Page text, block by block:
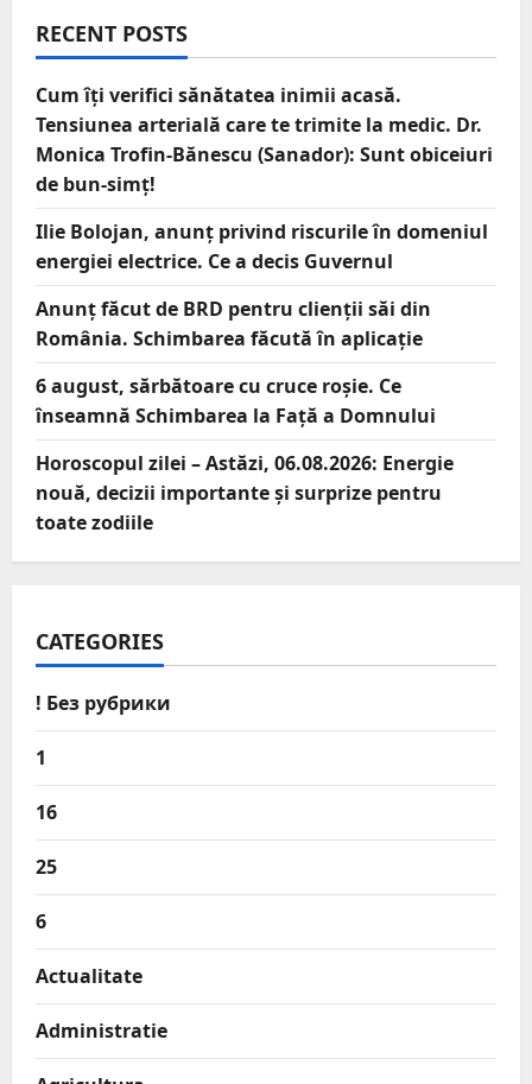
RECENT POSTS
Cum îți verifici sănătatea inimii acasă.
Tensiunea arterială care te trimite la medic. Dr.
Monica Trofin-Bănescu (Sanador): Sunt obiceiuri
de bun-simț!
Ilie Bolojan, anunț privind riscurile în domeniul
energiei electrice. Ce a decis Guvernul
Anunț făcut de BRD pentru clienții săi din
România. Schimbarea făcută în aplicație
6 august, sărbătoare cu cruce roșie. Ce
înseamnă Schimbarea la Față a Domnului
Horoscopul zilei – Astăzi, 06.08.2026: Energie
nouă, decizii importante și surprize pentru
toate zodiile
CATEGORIES
! Без рубрики
1
16
25
6
Actualitate
Administratie